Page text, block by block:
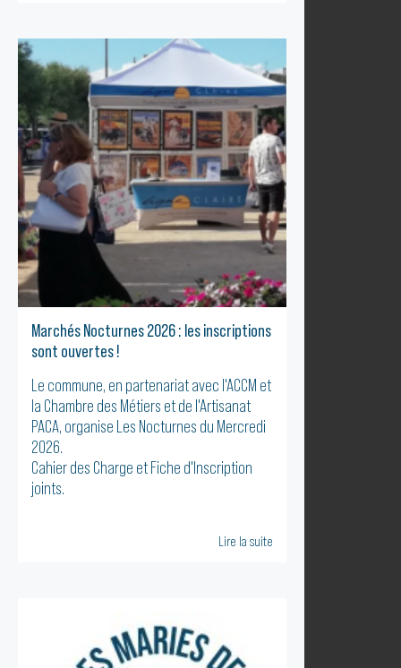
Marchés Nocturnes 2026 : les inscriptions
sont ouvertes !
Le commune, en partenariat avec l'ACCM et
la Chambre des Métiers et de l'Artisanat
PACA, organise Les Nocturnes du Mercredi
2026.
Cahier des Charge et Fiche d'Inscription
joints.
Lire la suite